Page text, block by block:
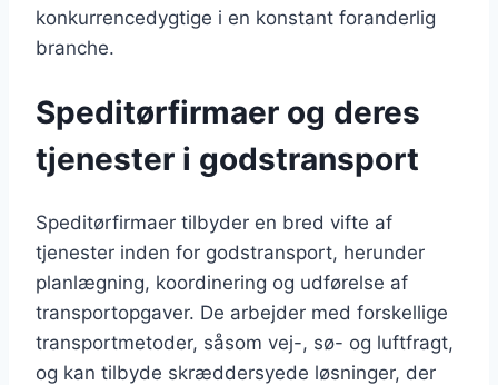
konkurrencedygtige i en konstant foranderlig
branche.
Speditørfirmaer og deres
tjenester i godstransport
Speditørfirmaer tilbyder en bred vifte af
tjenester inden for godstransport, herunder
planlægning, koordinering og udførelse af
transportopgaver. De arbejder med forskellige
transportmetoder, såsom vej-, sø- og luftfragt,
og kan tilbyde skræddersyede løsninger, der